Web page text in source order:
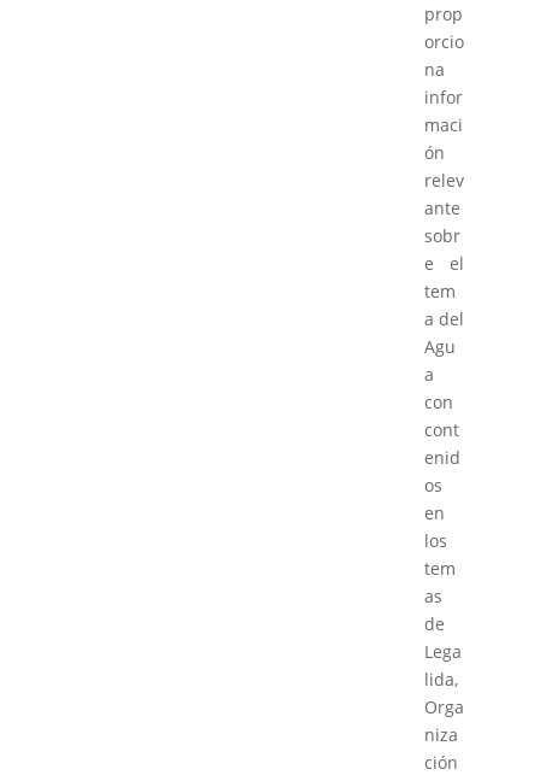
prop
orcio
na
infor
maci
ón
relev
ante
sobr
e el
tem
a del
Agu
a
con
cont
enid
os
en
los
tem
as
de
Lega
lida,
Orga
niza
ción